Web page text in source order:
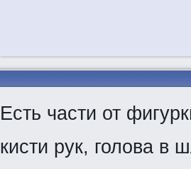
Есть части от
кисти рук, голова в